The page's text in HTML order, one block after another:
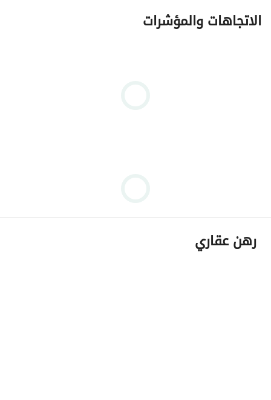
الاتجاهات والمؤشرات
رهن عقاري